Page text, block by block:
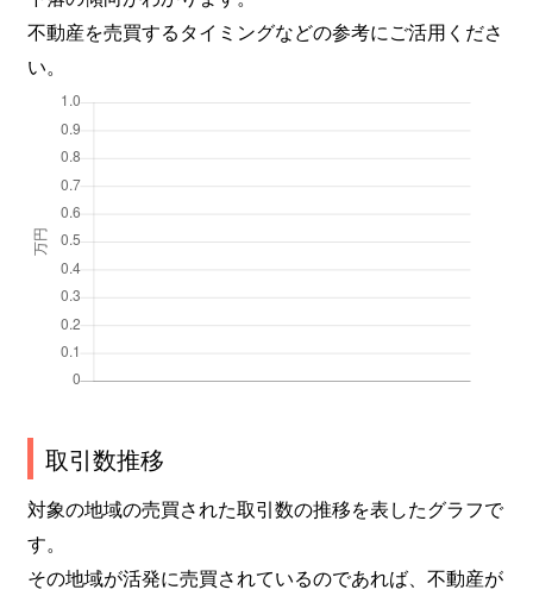
不動産を売買するタイミングなどの参考にご活用くださ
い。
取引数推移
対象の地域の売買された取引数の推移を表したグラフで
す。
その地域が活発に売買されているのであれば、不動産が